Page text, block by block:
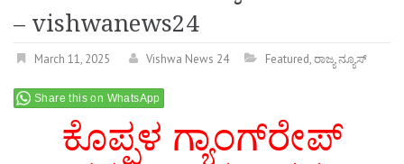
– vishwanews24
March 11, 2025 Vishwa News 24 Featured,ರಾಜ್ಯ ನ್ಯೂಸ್
Share this on WhatsApp
ಕೊಪ್ಪಳ ಗ್ಯಾಂಗ್‌ರೇಪ್